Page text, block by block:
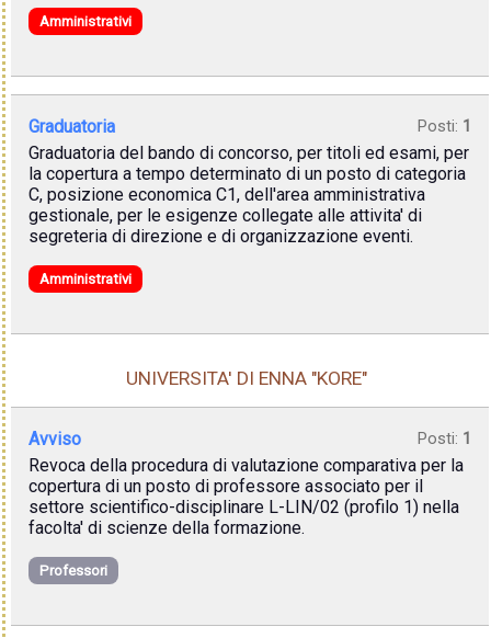
Amministrativi
Graduatoria Posti: 1
Graduatoria del bando di concorso, per titoli ed esami, per
la copertura a tempo determinato di un posto di categoria
C, posizione economica C1, dell'area amministrativa
gestionale, per le esigenze collegate alle attivita' di
segreteria di direzione e di organizzazione eventi.
Amministrativi
UNIVERSITA' DI ENNA "KORE"
Avviso Posti: 1
Revoca della procedura di valutazione comparativa per la
copertura di un posto di professore associato per il
settore scientifico-disciplinare L-LIN/02 (profilo 1) nella
facolta' di scienze della formazione.
Professori